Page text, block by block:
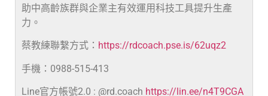
助中高齡族群與企業主有效運用科技工具提升生產
力。
蔡教練聯繫方式： https://rdcoach.pse.is/62uqz2
手機：0988-515-413
Line官方帳號2.0 : @rd.coach https://lin.ee/n4T9CGA